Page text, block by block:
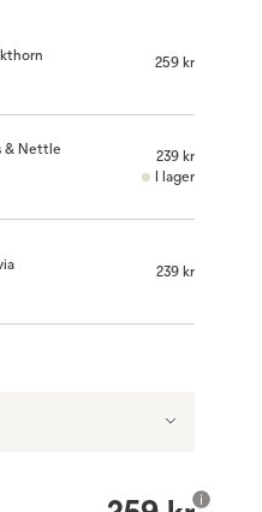
259 kr
& Nettle
239 kr
I lager
239 kr